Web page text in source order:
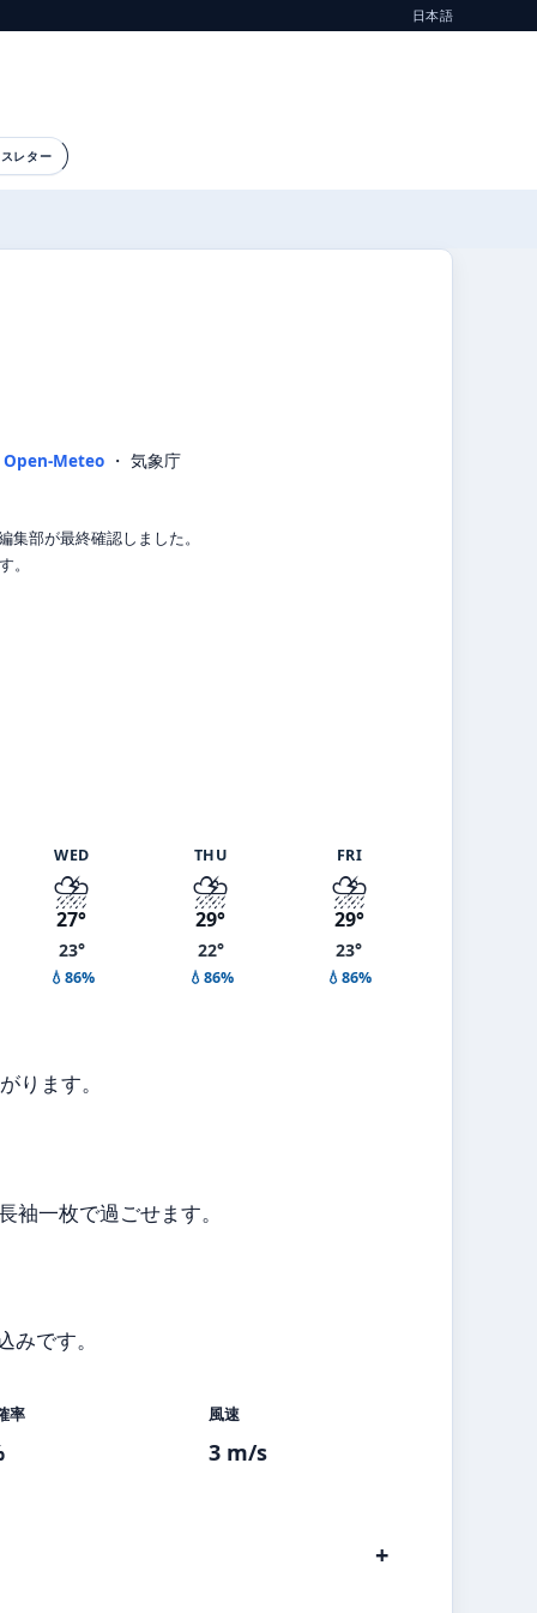
日本語
レター
Open-Meteo ・ 気象庁
部が最終確認しました。
。
WED
⛈️
27°
23°
💧86%
THU
⛈️
29°
22°
💧86%
FRI
⛈️
29°
23°
💧86%
ります。
一枚で過ごせます。
です。
率 風速
3 m/s